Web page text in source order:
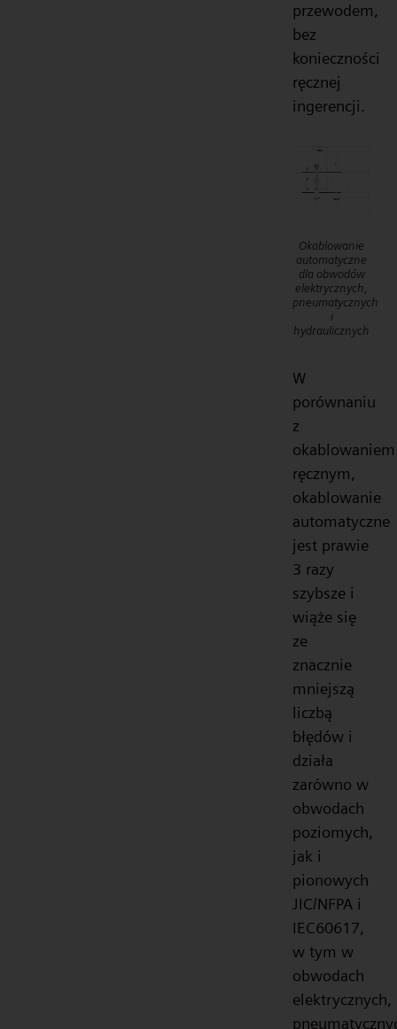
przewodem,
bez
konieczności
ręcznej
ingerencji.
Okablowanie
automatyczne
dla obwodów
elektrycznych,
pneumatycznych
i
hydraulicznych
W
porównaniu
z
okablowaniem
ręcznym,
okablowanie
automatyczne
jest prawie
3 razy
szybsze i
wiąże się
ze
znacznie
mniejszą
liczbą
błędów i
działa
zarówno w
obwodach
poziomych,
jak i
pionowych
JIC/NFPA i
IEC60617,
w tym w
obwodach
elektrycznych,